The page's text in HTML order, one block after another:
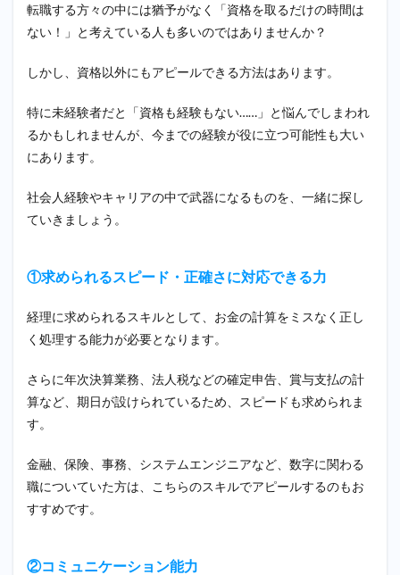
転職する方々の中には猶予がなく「資格を取るだけの時間は
ない！」と考えている人も多いのではありませんか？
しかし、資格以外にもアピールできる方法はあります。
特に未経験者だと「資格も経験もない……」と悩んでしまわれ
るかもしれませんが、今までの経験が役に立つ可能性も大い
にあります。
社会人経験やキャリアの中で武器になるものを、一緒に探し
ていきましょう。
①求められるスピード・正確さに対応できる力
経理に求められるスキルとして、お金の計算をミスなく正し
く処理する能力が必要となります。
さらに年次決算業務、法人税などの確定申告、賞与支払の計
算など、期日が設けられているため、スピードも求められま
す。
金融、保険、事務、システムエンジニアなど、数字に関わる
職についていた方は、こちらのスキルでアピールするのもお
すすめです。
②コミュニケーション能力